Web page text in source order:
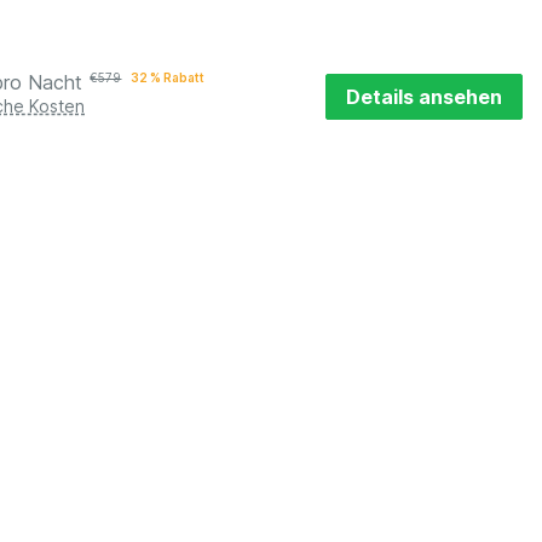
Nacht €579 32 % Rabatt
Kosten Details ansehen